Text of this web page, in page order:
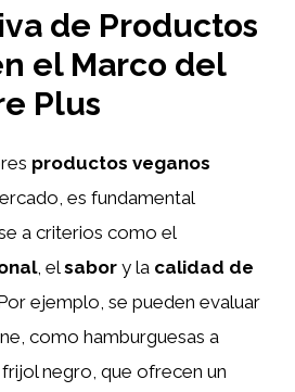
de Productos
el Marco del
Plus
productos veganos
es fundamental
a criterios como el
, elsabor y la calidad de
ejemplo, se pueden evaluar
como hamburguesas a
negro, que ofrecen un